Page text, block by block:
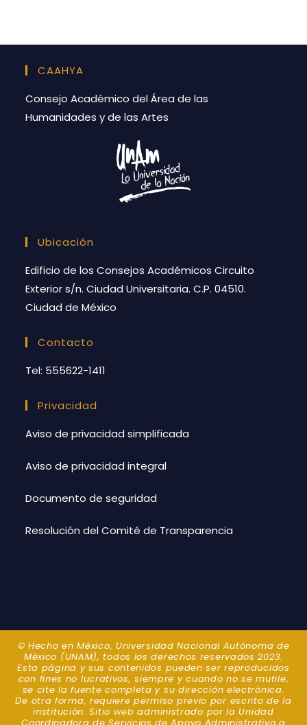
CAAHYA
Consejo Académico del Área de las
Humanidades y de las Artes
Ubicación
Edificio de los Consejos Académicos Circuito
Exterior s/n. Ciudad Universitaria. C.P. 04510.
Ciudad de México
Contacto
Tel: 555622-1411
Privacidad
Aviso de privacidad simplificada
Aviso de privacidad integral
Documento de seguridad
Resolución del Comité de Transparencia
© Hecho en México, Universidad Nacional Autónoma de
México (UNAM), todos los derechos reservados 2023.
Esta página y sus contenidos pueden ser reproducidos
con fines no lucrativos, siempre y cuando no se mutile,
se cite la fuente completa y su dirección electrónica.
De otra forma, requiere permiso previo por escrito de la
institución. Sitio web administrado por la Unidad